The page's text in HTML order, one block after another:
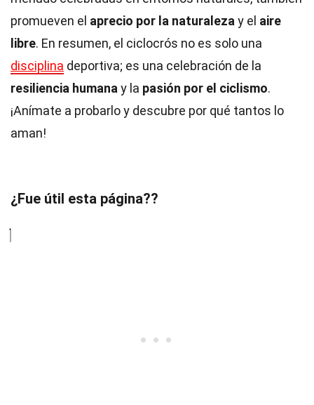
promueven el aprecio por la naturaleza y el aire
libre. En resumen, el ciclocrós no es solo una
disciplina deportiva; es una celebración de la
resiliencia humana y la pasión por el ciclismo.
¡Anímate a probarlo y descubre por qué tantos lo
aman!
¿Fue útil esta página??